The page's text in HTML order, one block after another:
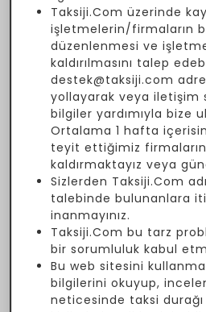
Taksiji.Com üzerinde
işletmelerin/firmaların
düzenlenmesi ve
kaldırılmasını talep
destek@taksiji.com
yollayarak veya iletişim
bilgiler yardımıyla bize
Ortalama 1 hafta
teyit ettiğimiz
kaldırmaktayız veya
Sizlerden Taksiji.Com
talebinde bulunanlara
inanmayınız.
Taksiji.Com bu tarz
bir sorumluluk kabul
Bu web sitesini
bilgilerini okuyup,
neticesinde taksi